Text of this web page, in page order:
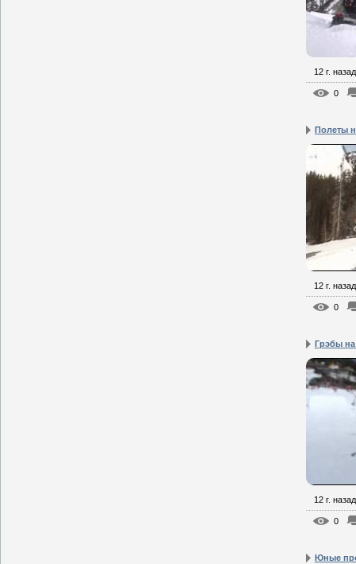
12 г. назад
0
Полеты
12 г. назад
0
Грэбы
12 г. назад
0
Юные